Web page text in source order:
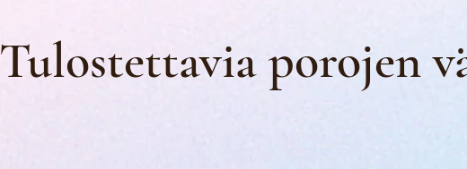
Tulostettavia porojen